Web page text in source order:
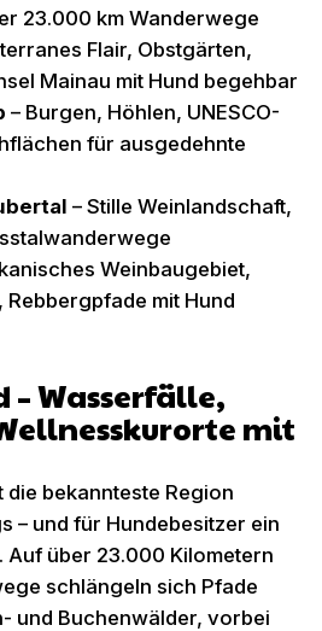
23.000 km Wanderwege
Flair, Obstgärten,
Mainau mit Hund begehbar
– Burgen, Höhlen, UNESCO-
für ausgedehnte
– Stille Weinlandschaft,
Weinbaugebiet,
Rebbergpfade mit Hund
– Wasserfälle,
mit
bekannteste Region
– und für Hundebesitzer ein
Auf über 23.000 Kilometern
schlängeln sich Pfade
und Buchenwälder, vorbei